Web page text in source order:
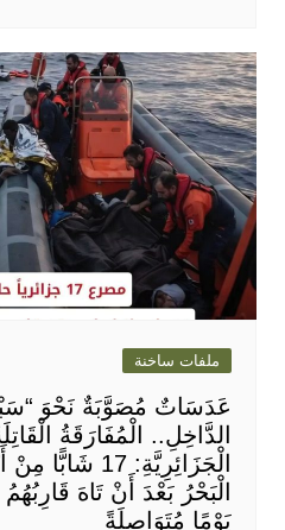
ملفات ساخنة
عَدَسَاتٌ مُصَوَّبَةٌ نَحْوَ
الدَّاخِلِ.. الْمُفَارَقَةُ
الْجَزَائِرِيَّةِ: 17
يَوْمًا مُتَوَاصِلَةً